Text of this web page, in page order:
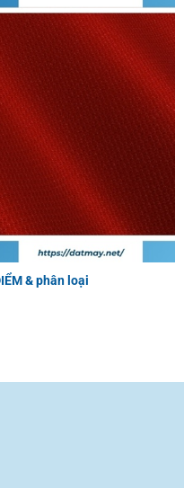
& phân loại